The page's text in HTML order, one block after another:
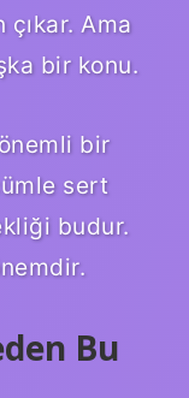
Ama
bir konu.
bir
sert
budur.
Bu